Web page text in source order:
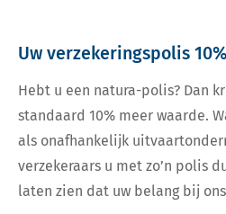
Uw verzekeringspolis
Hebt u een natura-polis? Dan
standaard 10% meer waarde.
als onafhankelijk
verzekeraars u met zo’n polis
laten zien dat uw belang bij